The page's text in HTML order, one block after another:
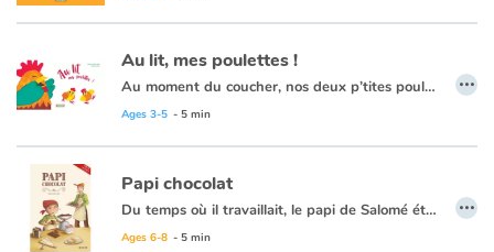
Au lit, mes poulettes !
Au moment du coucher, nos deux p’tites poulettes n’ont aucune envie d’aller dormir dans leur poulailler. Elles essaient tour à tour le lit du cochon, celui du canard, du lapin, du chat, du chien, et même celui des moutons.
Sous la couette, c’est vraiment chouette !
Retrouvez dans ce livre des tutos imagés de langue des signes !
Ages 3-5 - 5 min
…
Papi chocolat
Du temps où il travaillait, le papi de Salomé était chocolatier. Hélas, depuis qu’il a pris sa retraite, il ne veut plus entendre parler de chocolat. Pour sa petite fille, fini les truffes et les mokas ! Impossible de le faire changer d’avis. Le papi est bien décidé à profiter de sa retraite pour prendre du bon temps. Mais la fillette est tout aussi résolue à retrouver son Papi Chocolat, celui des truffes et des mokas.
Ages 6-8 - 5 min
…